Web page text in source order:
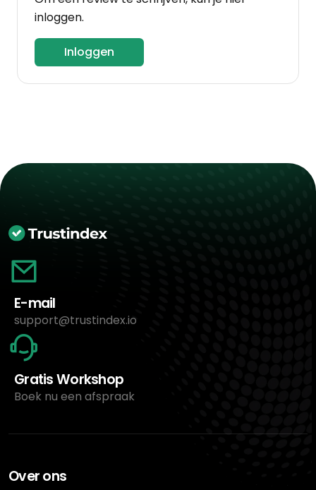
inloggen.
Inloggen
E-mail
support@trustindex.io
Gratis Workshop
Boek nu een afspraak
Over ons